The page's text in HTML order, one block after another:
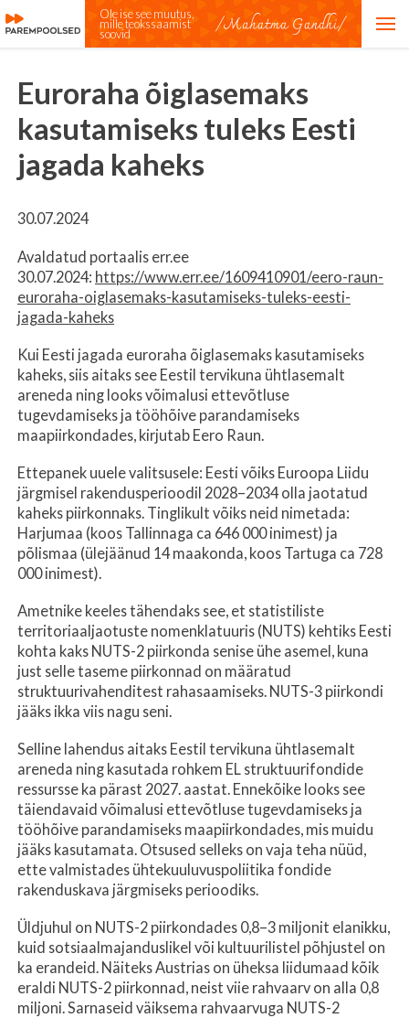
Ole ise see muutus,
mille teokssaamist
soovid
Euroraha õiglasemaks
kasutamiseks tuleks Eesti
jagada kaheks
30.07.2024
Avaldatud portaalis err.ee
30.07.2024: https://www.err.ee/1609410901/eero-raun-
euroraha-oiglasemaks-kasutamiseks-tuleks-eesti-
jagada-kaheks
Kui Eesti jagada euroraha õiglasemaks kasutamiseks
kaheks, siis aitaks see Eestil tervikuna ühtlasemalt
areneda ning looks võimalusi ettevõtluse
tugevdamiseks ja tööhõive parandamiseks
maapiirkondades, kirjutab Eero Raun.
Ettepanek uuele valitsusele: Eesti võiks Euroopa Liidu
järgmisel rakendusperioodil 2028–2034 olla jaotatud
kaheks piirkonnaks. Tinglikult võiks neid nimetada:
Harjumaa (koos Tallinnaga ca 646 000 inimest) ja
põlismaa (ülejäänud 14 maakonda, koos Tartuga ca 728
000 inimest).
Ametnike keeles tähendaks see, et statistiliste
territoriaaljaotuste nomenklatuuris (NUTS) kehtiks Eesti
kohta kaks NUTS-2 piirkonda senise ühe asemel, kuna
just selle taseme piirkonnad on määratud
struktuurivahenditest rahasaamiseks. NUTS-3 piirkondi
jääks ikka viis nagu seni.
Selline lahendus aitaks Eestil tervikuna ühtlasemalt
areneda ning kasutada rohkem EL struktuurifondide
ressursse ka pärast 2027. aastat. Ennekõike looks see
täiendavaid võimalusi ettevõtluse tugevdamiseks ja
tööhõive parandamiseks maapiirkondades, mis muidu
jääks kasutamata. Otsused selleks on vaja teha nüüd,
ette valmistades ühtekuuluvuspoliitika fondide
rakenduskava järgmiseks perioodiks.
Üldjuhul on NUTS-2 piirkondades 0,8–3 miljonit elanikku,
kuid sotsiaalmajanduslikel või kultuurilistel põhjustel on
ka erandeid. Näiteks Austrias on üheksa liidumaad kõik
eraldi NUTS-2 piirkonnad, neist viie rahvaarv on alla 0,8
miljoni. Sarnaseid väiksema rahvaarvuga NUTS-2